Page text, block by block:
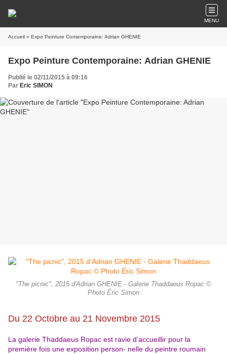
MENU
Accueil » Expo Peinture Contemporaine: Adrian GHENIE
Expo Peinture Contemporaine: Adrian GHENIE
Publié le 02/11/2015 à 09:16
Par Eric SIMON
"The picnic", 2015 d'Adrian GHENIE - Galerie Thaddaeus Ropac ©
Photo Éric Simon
Du 22 Octobre au 21 Novembre 2015
La galerie Thaddaeus Ropac est ravie d’accueillir pour la
première fois une exposition person- nelle du peintre roumain